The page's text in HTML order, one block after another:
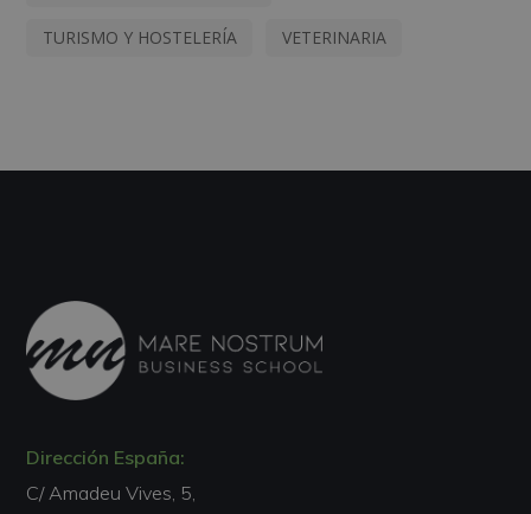
TURISMO Y HOSTELERÍA VETERINARIA
Dirección España:
C/ Amadeu Vives, 5,